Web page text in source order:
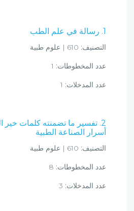
1. رسالة في علم الطب
التصنيف:
عدد المخطوطات:
عدد المدخلات:
2. تفسير ما تضمنته كلمات
أسرار الصناعة الطبية
التصنيف:
عدد المخطوطات:
عدد المدخلات: